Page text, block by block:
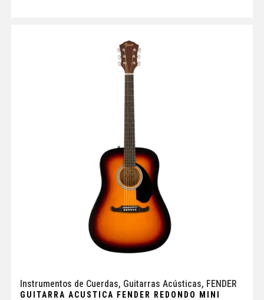
Instrumentos de Cuerdas, Guitarras Acústicas, FENDER
GUITARRA ACUSTICA FENDER REDONDO MINI